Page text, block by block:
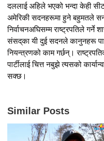
दललाई अहिले भएको भन्दा केही
अमेरिकी सदनहरूमा हुने बहुमतले
निर्वाचनअघिसम्म राष्ट्रपतिले गर्ने
संसद्‌का यी दुई सदनले कानुनहरू
नियन्त्रणको काम गर्छन्।
पार्टीलाई चित्त नबुझे त्यसको
सक्छ।
Similar Posts